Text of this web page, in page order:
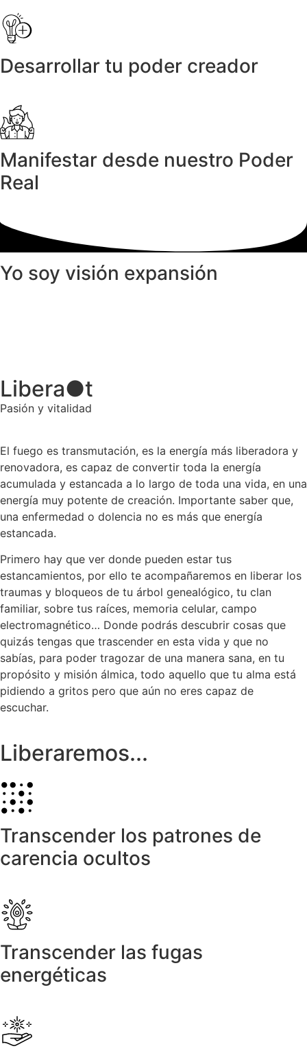
Desarrollar tu poder creador
Manifestar desde nuestro Poder
Real
Yo soy visión expansión
Libera●t
Pasión y vitalidad
El fuego es transmutación, es la energía más liberadora y
renovadora, es capaz de convertir toda la energía
acumulada y estancada a lo largo de toda una vida, en una
energía muy potente de creación. Importante saber que,
una enfermedad o dolencia no es más que energía
estancada.
Primero hay que ver donde pueden estar tus
estancamientos, por ello te acompañaremos en liberar los
traumas y bloqueos de tu árbol genealógico, tu clan
familiar, sobre tus raíces, memoria celular, campo
electromagnético… Donde podrás descubrir cosas que
quizás tengas que trascender en esta vida y que no
sabías, para poder tragozar de una manera sana, en tu
propósito y misión álmica, todo aquello que tu alma está
pidiendo a gritos pero que aún no eres capaz de
escuchar.
Liberaremos...
Transcender los patrones de
carencia ocultos
Transcender las fugas
energéticas